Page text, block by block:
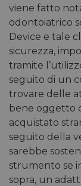
viene fatto
odontoiatrico
Device e tale
sicurezza,
tramite
seguito di un
trovare delle
bene oggetto
acquistato
seguito della
sarebbe
strumento se
sopra, un